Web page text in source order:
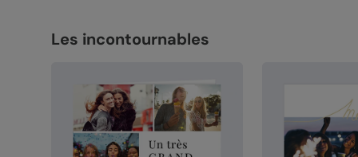
Les incontournables